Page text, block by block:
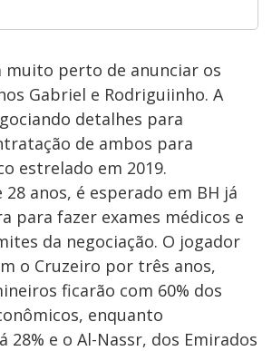
muito perto de anunciar os
Gabriel e Rodriguiinho. A
detalhes para
de ambos para
estrelado em 2019.
28 anos, é esperado em BH já
para fazer exames médicos e
da negociação. O jogador
o Cruzeiro por três anos,
ficarão com 60% dos
enquanto
28% e o Al-Nassr, dos Emirados